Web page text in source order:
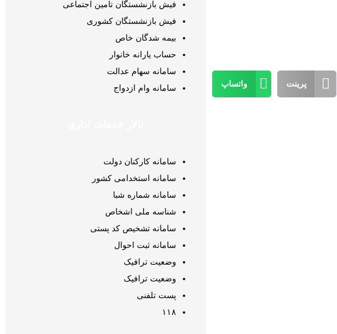
پرینت واتساپ
فیش بازنشستگان تامین اجتماعی
فیش بازنشستگان کشوری
بیمه شدگان خاص
حساب یارانه خانوار
سامانه سهام عدالت
سامانه وام ازدواج
سامانه کارکنان دولت
سامانه استخدامی کشور
سامانه شماره شبا
شناسه ملی اشخاص
سامانه تشخیص کد پستی
سامانه ثبت احوال
وضعیت ترافیک
وضعیت ترافیک
پست تلفنی
۱۱۸